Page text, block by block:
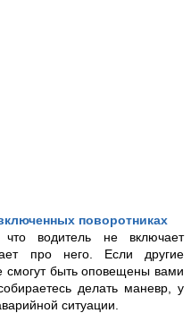
поворотниках
что водитель не включает
про него. Если другие
смогут быть оповещены вами
делать маневр, у
ситуации.